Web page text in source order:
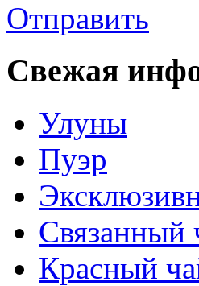
Отправить
Свежая
Улуны
Пуэр
Связанный
Красный